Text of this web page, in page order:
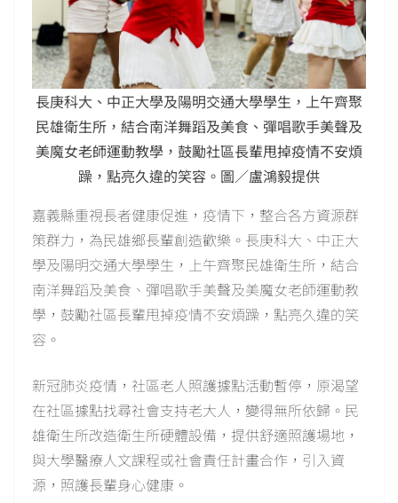
長庚科大、中正大學及陽明交通大學學生，上午齊聚
民雄衛生所，結合南洋舞蹈及美食、彈唱歌手美聲及
美魔女老師運動教學，鼓勵社區長輩甩掉疫情不安煩
躁，點亮久違的笑容。圖／盧鴻毅提供
嘉義縣重視長者健康促進，疫情下，整合各方資源群
策群力，為民雄鄉長輩創造歡樂。長庚科大、中正大
學及陽明交通大學學生，上午齊聚民雄衛生所，結合
南洋舞蹈及美食、彈唱歌手美聲及美魔女老師運動教
學，鼓勵社區長輩甩掉疫情不安煩躁，點亮久違的笑
容。
新冠肺炎疫情，社區老人照護據點活動暫停，原渴望
在社區據點找尋社會支持老大人，變得無所依歸。民
雄衛生所改造衛生所硬體設備，提供舒適照護場地，
與大學醫療人文課程或社會責任計畫合作，引入資
源，照護長輩身心健康。